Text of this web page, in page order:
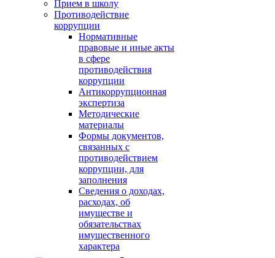
Прием в школу
Противодействие
коррупции
Нормативные
правовые и иные акты
в сфере
противодействия
коррупции
Антикоррупционная
экспертиза
Методические
материалы
Формы документов,
связанных с
противодействием
коррупции, для
заполнения
Сведения о доходах,
расходах, об
имуществе и
обязательствах
имущественного
характера